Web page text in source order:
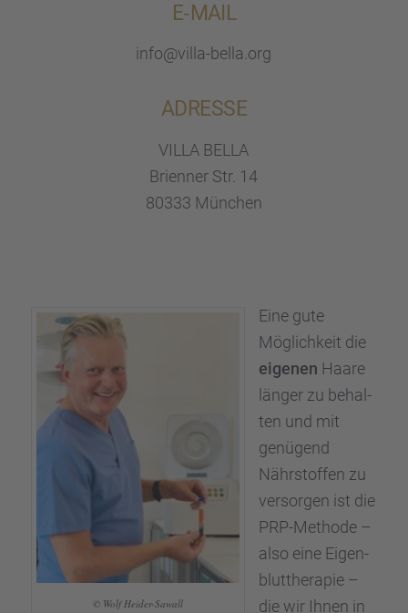
E‑MAIL
info@villa-bella.org
ADRESSE
VILLA BELLA
Brien­ner Str. 14
80333 München
© Wolf Heider-Sawall
Eine gute
Möglich­keit die
eigenen Haare
länger zu behal­
ten und mit
genügend
Nährstof­fen zu
versor­gen ist die
PRP-Methode –
also eine Eigen­
blut­the­ra­pie –
die wir Ihnen in